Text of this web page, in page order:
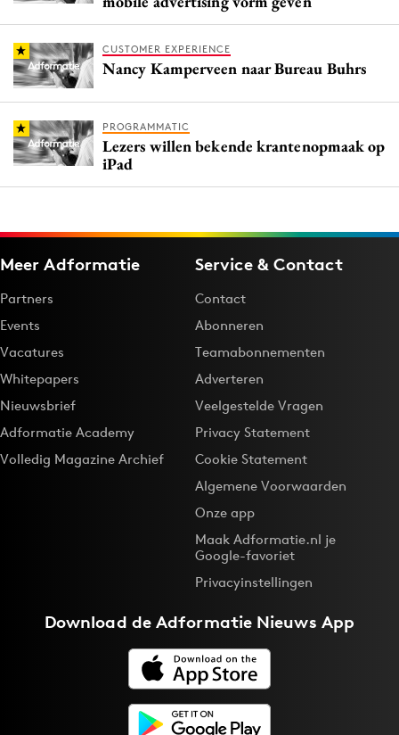
CUSTOMER EXPERIENCE
Nancy Kamperveen naar Bureau Buhrs
PROGRAMMATIC
Lezers willen bekende krantenopmaak op
iPad
Meer Adformatie
Partners
Events
Vacatures
Whitepapers
Nieuwsbrief
Adformatie Academy
Volledig Magazine Archief
Service & Contact
Contact
Abonneren
Teamabonnementen
Adverteren
Veelgestelde Vragen
Privacy Statement
Cookie Statement
Algemene Voorwaarden
Onze app
Maak Adformatie.nl je
Google-favoriet
Privacyinstellingen
Download deAdformatie Nieuws App